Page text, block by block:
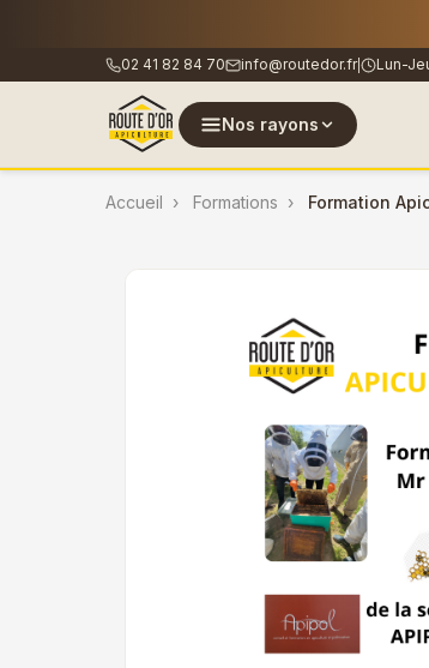
02 41 82 84 70 info@routedor.fr| Lun-
Nos rayons
Accueil Formations Formation